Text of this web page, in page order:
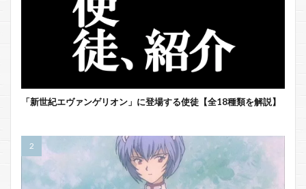
「新世紀エヴァンゲリオン」に登場する使徒【全18種類を解説】